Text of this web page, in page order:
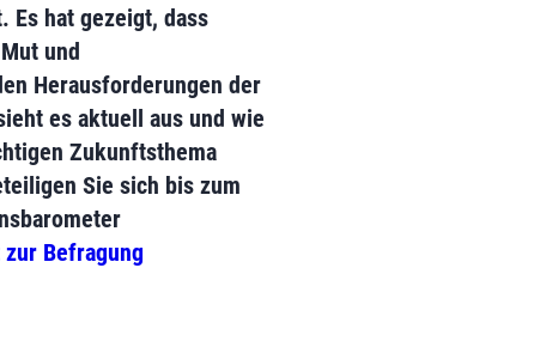
Es hat gezeigt, dass
und
Herausforderungen der
es aktuell aus und wie
Zukunftsthema
Sie sich bis zum
Befragung